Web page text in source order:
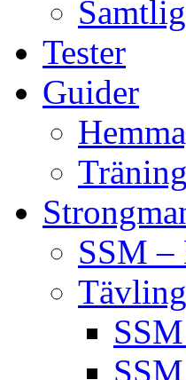
Tester
Guider
SSM –